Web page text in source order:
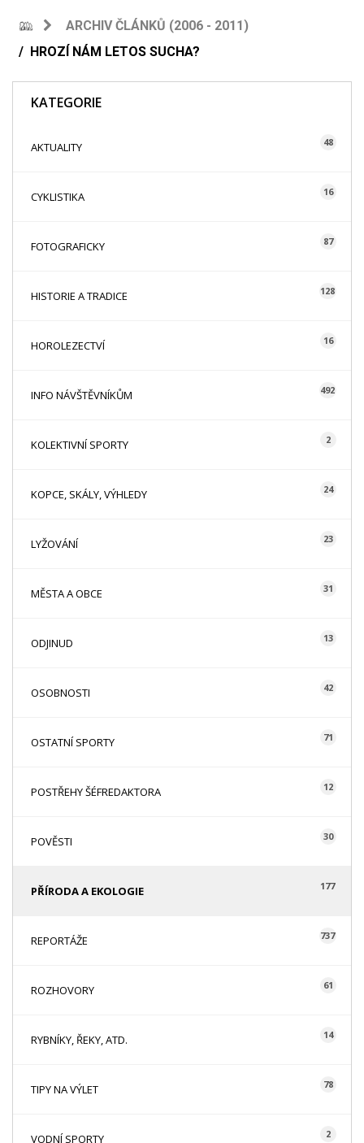
ARCHIV ČLÁNKŮ (2006 - 2011)
HROZÍ NÁM LETOS SUCHA?
KATEGORIE
AKTUALITY 48
CYKLISTIKA 16
FOTOGRAFICKY 87
HISTORIE A TRADICE 128
HOROLEZECTVÍ 16
INFO NÁVŠTĚVNÍKŮM 492
KOLEKTIVNÍ SPORTY 2
KOPCE, SKÁLY, VÝHLEDY 24
LYŽOVÁNÍ 23
MĚSTA A OBCE 31
ODJINUD 13
OSOBNOSTI 42
OSTATNÍ SPORTY 71
POSTŘEHY ŠÉFREDAKTORA 12
POVĚSTI 30
PŘÍRODA A EKOLOGIE 177
REPORTÁŽE 737
ROZHOVORY 61
RYBNÍKY, ŘEKY, ATD. 14
TIPY NA VÝLET 78
VODNÍ SPORTY 2